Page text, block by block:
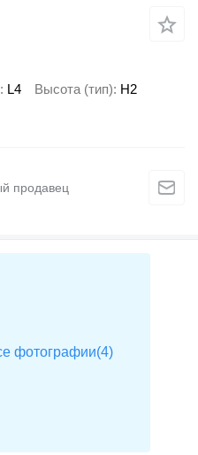
L4 Высота (тип) H2